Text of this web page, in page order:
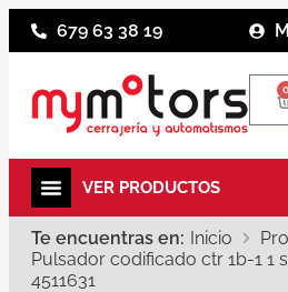
679 63 38 19
0
Te encuentras en: Inicio
Pulsador codificado ctr 1b-1 1
4511631